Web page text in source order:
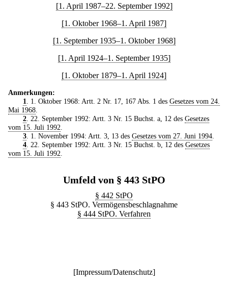
[1. April 1987–22. September 1992]
[1. Oktober 1968–1. April 1987]
[1. September 1935–1. Oktober 1968]
[1. April 1924–1. September 1935]
[1. Oktober 1879–1. April 1924]
Anmerkungen:
1. 1. Oktober 1968: Artt. 2 Nr. 17, 167 Abs. 1 des Gesetzes vom 24.
Mai 1968.
2. 22. September 1992: Artt. 3 Nr. 15 Buchst. a, 12 des Gesetzes
vom 15. Juli 1992.
3. 1. November 1994: Artt. 3, 13 des Gesetzes vom 27. Juni 1994.
4. 22. September 1992: Artt. 3 Nr. 15 Buchst. b, 12 des Gesetzes
vom 15. Juli 1992.
Umfeld von § 443 StPO
§ 442 StPO
§ 443 StPO. Vermögensbeschlagnahme
§ 444 StPO. Verfahren
[Impressum/Datenschutz]